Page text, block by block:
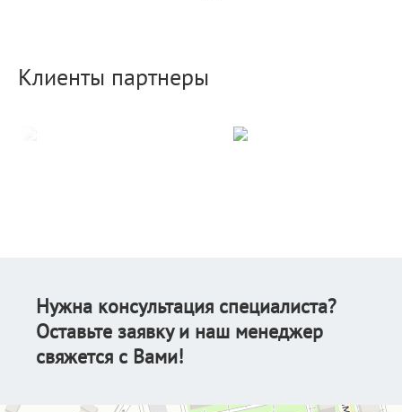
Клиенты партнеры
Нужна консультация специалиста?
Оставьте заявку и наш менеджер
свяжется с Вами!